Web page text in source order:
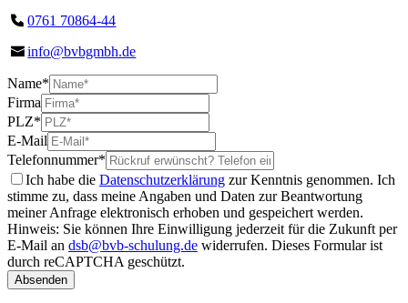
0761 70864-44
info@bvbgmbh.de
Name*
Firma
PLZ*
E-Mail
Telefonnummer*
Ich habe die Datenschutzerklärung zur Kenntnis genommen. Ich
stimme zu, dass meine Angaben und Daten zur Beantwortung
meiner Anfrage elektronisch erhoben und gespeichert werden.
Hinweis: Sie können Ihre Einwilligung jederzeit für die Zukunft per
E-Mail an dsb@bvb-schulung.de widerrufen. Dieses Formular ist
durch reCAPTCHA geschützt.